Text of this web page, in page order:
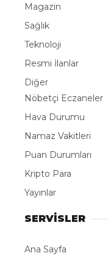
Magazin
Sağlık
Teknoloji
Resmi İlanlar
Diğer
Nöbetçi Eczaneler
Hava Durumu
Namaz Vakitleri
Puan Durumları
Kripto Para
Yayınlar
SERVİSLER
Ana Sayfa